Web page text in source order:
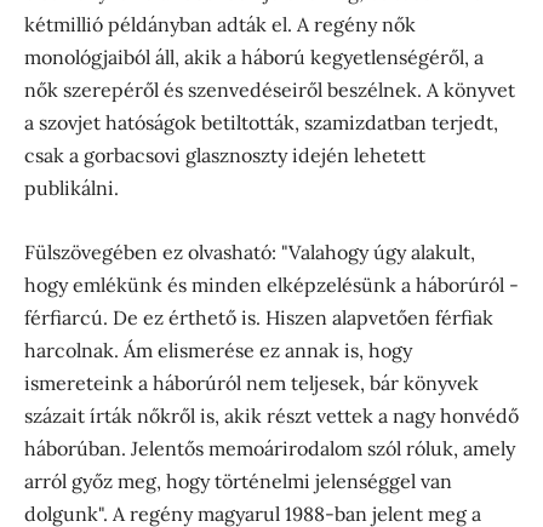
kétmillió példányban adták el. A regény nők
monológjaiból áll, akik a háború kegyetlenségéről, a
nők szerepéről és szenvedéseiről beszélnek. A könyvet
a szovjet hatóságok betiltották, szamizdatban terjedt,
csak a gorbacsovi glasznoszty idején lehetett
publikálni.
Fülszövegében ez olvasható: "Valahogy úgy alakult,
hogy emlékünk és minden elképzelésünk a háborúról -
férfiarcú. De ez érthető is. Hiszen alapvetően férfiak
harcolnak. Ám elismerése ez annak is, hogy
ismereteink a háborúról nem teljesek, bár könyvek
százait írták nőkről is, akik részt vettek a nagy honvédő
háborúban. Jelentős memoárirodalom szól róluk, amely
arról győz meg, hogy történelmi jelenséggel van
dolgunk". A regény magyarul 1988-ban jelent meg a